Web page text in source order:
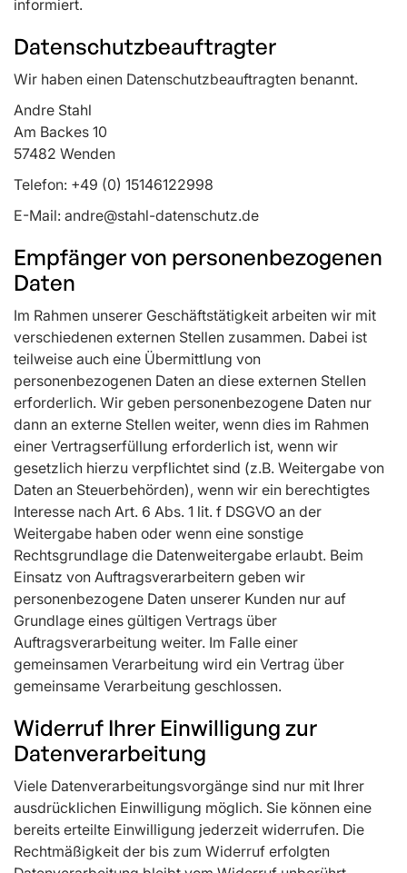
informiert.
Datenschutzbeauftragter
Wir haben einen Datenschutzbeauftragten benannt.
Andre Stahl
Am Backes 10
57482 Wenden
Telefon: +49 (0) 15146122998
E-Mail: andre@stahl-datenschutz.de
Empfänger von personenbezogenen
Daten
Im Rahmen unserer Geschäftstätigkeit arbeiten wir mit
verschiedenen externen Stellen zusammen. Dabei ist
teilweise auch eine Übermittlung von
personenbezogenen Daten an diese externen Stellen
erforderlich. Wir geben personenbezogene Daten nur
dann an externe Stellen weiter, wenn dies im Rahmen
einer Vertragserfüllung erforderlich ist, wenn wir
gesetzlich hierzu verpflichtet sind (z.B. Weitergabe von
Daten an Steuerbehörden), wenn wir ein berechtigtes
Interesse nach Art. 6 Abs. 1 lit. f DSGVO an der
Weitergabe haben oder wenn eine sonstige
Rechtsgrundlage die Datenweitergabe erlaubt. Beim
Einsatz von Auftragsverarbeitern geben wir
personenbezogene Daten unserer Kunden nur auf
Grundlage eines gültigen Vertrags über
Auftragsverarbeitung weiter. Im Falle einer
gemeinsamen Verarbeitung wird ein Vertrag über
gemeinsame Verarbeitung geschlossen.
Widerruf Ihrer Einwilligung zur
Datenverarbeitung
Viele Datenverarbeitungsvorgänge sind nur mit Ihrer
ausdrücklichen Einwilligung möglich. Sie können eine
bereits erteilte Einwilligung jederzeit widerrufen. Die
Rechtmäßigkeit der bis zum Widerruf erfolgten